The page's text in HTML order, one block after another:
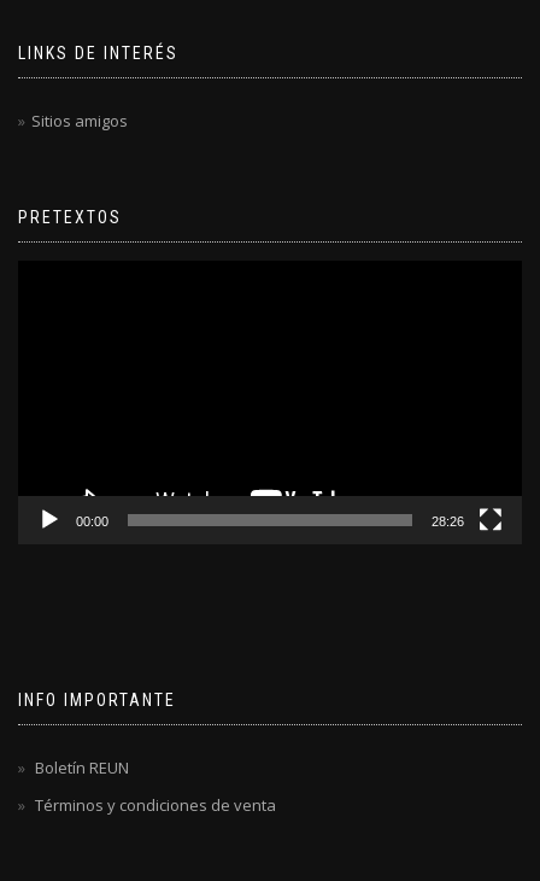
LINKS DE INTERÉS
Sitios amigos
PRETEXTOS
00:00 28:26
INFO IMPORTANTE
Boletín REUN
Términos y condiciones de venta